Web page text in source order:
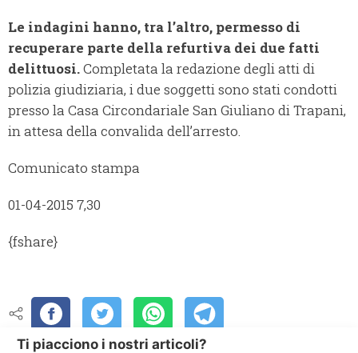
Le indagini hanno, tra l’altro, permesso di
recuperare parte della refurtiva dei due fatti
delittuosi.Completata la redazione degli atti di
polizia giudiziaria, i due soggetti sono stati condotti
presso la Casa Circondariale San Giuliano di Trapani,
in attesa della convalida dell’arresto.
Comunicato stampa
01-04-2015 7,30
{fshare}
Ti piacciono i nostri articoli?